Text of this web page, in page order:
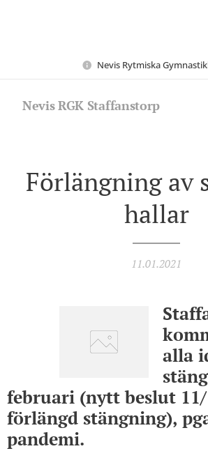
Nevis Rytmiska
Nevis RGK Staffanstorp
Förlängning av
hallar
11.01.2021
alla
februari (nytt beslut
förlängd stängning),
pandemi.